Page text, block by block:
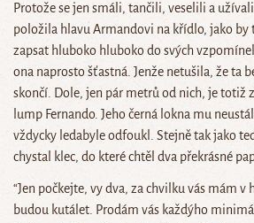
Protože se jen smáli, tančili, veselili a
položila hlavu Armandovi na křídlo, jako by
zapsat hluboko hluboko do svých
ona naprosto šťastná. Jenže netušila, že ta
skončí. Dole, jen pár metrů od nich, je totiž
lump Fernando. Jeho černá lokna mu
vždycky ledabyle odfoukl. Stejně tak jako
chystal klec, do které chtěl dva překrásné
“Jen počkejte, vy dva, za chvilku vás mám v
budou kutálet. Prodám vás každýho